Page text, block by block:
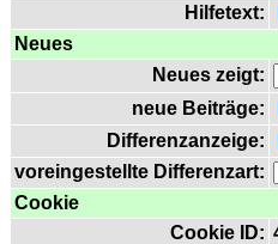
Hilfetext:
Neues
Neues zeigt:
neue Beiträge:
Differenzanzeige:
voreingestellte Differenzart:
Cookie
Cookie ID: